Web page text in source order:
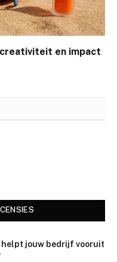
en impact
jouw bedrijf vooruit